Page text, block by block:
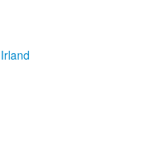
Irland